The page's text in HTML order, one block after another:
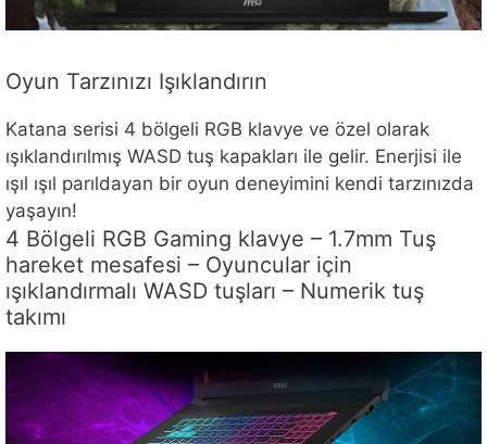
Oyun Tarzınızı Işıklandırın
Katana serisi 4 bölgeli RGB klavye ve özel olarak
ışıklandırılmış WASD tuş kapakları ile gelir. Enerjisi ile
ışıl ışıl parıldayan bir oyun deneyimini kendi tarzınızda
yaşayın!
4 Bölgeli RGB Gaming klavye – 1.7mm Tuş
hareket mesafesi – Oyuncular için
ışıklandırmalı WASD tuşları – Numerik tuş
takımı